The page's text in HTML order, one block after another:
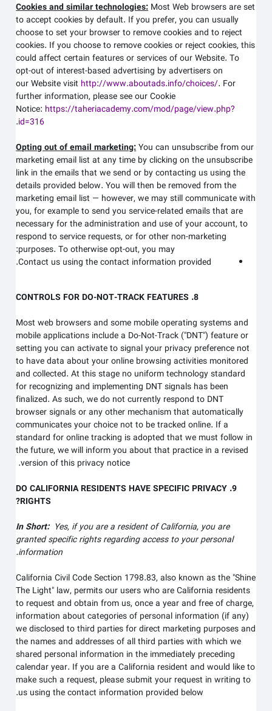
Cookies and similar technologies:Most Web browsers are set
to accept cookies by default. If you prefer, you can usually
choose to set your browser to remove cookies and to reject
cookies. If you choose to remove cookies or reject cookies, this
could affect certain features or services of ourWebsite. To
opt-out of interest-based advertising by advertisers on
ourWebsitevisithttp://www.aboutads.info/choices/.For
further information, please see our Cookie
Notice:https://taheriacademy.com/mod/page/view.php?
id=316
.
Opting out of email marketing:You can unsubscribe from our
marketing email list at any time by clicking on the unsubscribe
link in the emails that we send or by contacting us using the
details provided below. You will then be removed from the
marketing email list — however, we may still communicate with
you, for example to send you service-related emails that are
necessary for the administration and use of your account, to
respond to service requests, or for other non-marketing
purposes. To otherwise opt-out, you may:
Contact us using the contact information provided.
Most web browsers and some mobile operating systems and
mobile applications include a Do-Not-Track ("DNT") feature or
setting you can activate to signal your privacy preference not
to have data about your online browsing activities monitored
and collected. At this stage no uniform technology standard
for recognizing and implementing DNT signals has been
finalized. As such, we do not currently respond to DNT
browser signals or any other mechanism that automatically
communicates your choice not to be tracked online. If a
standard for online tracking is adopted that we must follow in
the future, we will inform you about that practice in a revised
version of this privacy notice.
9. DO CALIFORNIA RESIDENTS HAVE SPECIFIC PRIVACY
RIGHTS?
In Short:Yes, if you are a resident of California, you are
granted specific rights regarding access to your personal
information.
California Civil Code Section 1798.83, also known as the "Shine
The Light" law, permits our users who are California residents
to request and obtain from us, once a year and free of charge,
information about categories of personal information (if any)
we disclosed to third parties for direct marketing purposes and
the names and addresses of all third parties with which we
shared personal information in the immediately preceding
calendar year. If you are a California resident and would like to
make such a request, please submit your request in writing to
us using the contact information provided below.